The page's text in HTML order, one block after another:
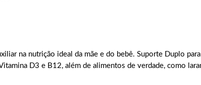
na nutrição ideal da mãe e do bebê. Suporte Duplo
D3 e B12, além de alimentos de verdade, como